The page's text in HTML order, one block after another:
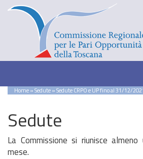
Home»Sedute» Sedute CRPO e UP fino al 31/12/
Sedute
La Commissione si riunisce
mese.